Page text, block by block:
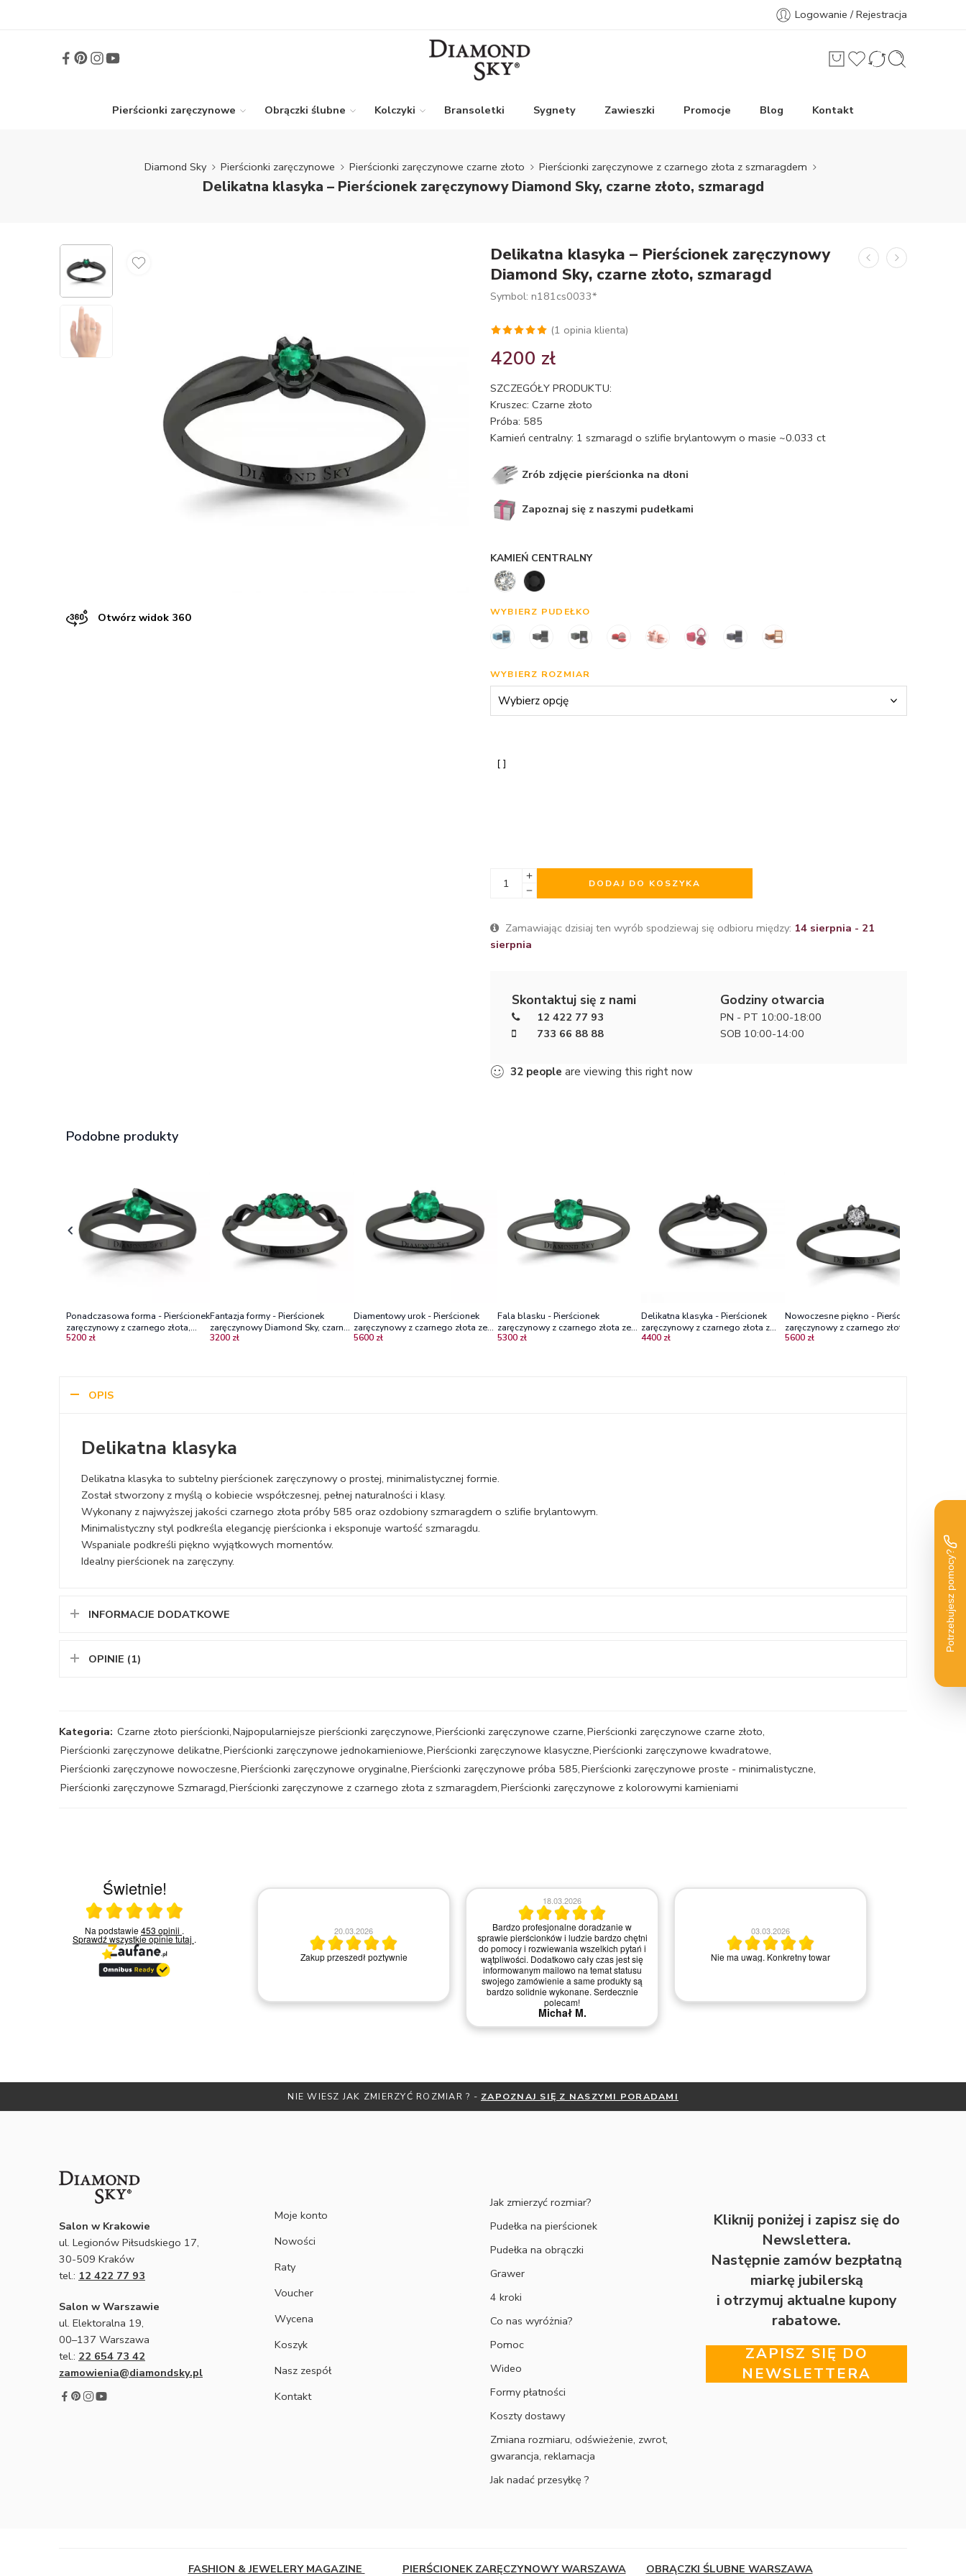
Logowanie / Rejestracja
Pierścionki zaręczynowe Obrączki ślubne Kolczyki Bransoletki Sygnety Zawieszki Promocje Blog Kontakt
Diamond Sky Pierścionki zaręczynowe Pierścionki zaręczynowe czarne złoto Pierścionki zaręczynowe z czarnego złota z szmaragdem
Delikatna klasyka – Pierścionek zaręczynowy Diamond Sky, czarne złoto, szmaragd
Otwórz widok 360
Delikatna klasyka – Pierścionek zaręczynowy
Diamond Sky, czarne złoto, szmaragd
Symbol: n181cs0033*
5.00na 5
oceny
(1 opinia klienta)
4200 zł
SZCZEGÓŁY PRODUKTU:
Kruszec: Czarne złoto
Próba: 585
Kamień centralny: 1 szmaragd o szlifie brylantowym o masie ~0.033 ct
Zrób zdjęcie pierścionka na dłoni
Zapoznaj się z naszymi pudełkami
KAMIEŃ CENTRALNY
WYBIERZ PUDEŁKO
WYBIERZ ROZMIAR
DODAJ DO KOSZYKA
Zamawiając dzisiaj ten wyrób spodziewaj się odbioru między: 14 sierpnia - 21
sierpnia
Skontaktuj się z nami
12 422 77 93
733 66 88 88
Godziny otwarcia
PN - PT 10:00-18:00
SOB 10:00-14:00
32 people are viewing this right now
Podobne produkty
Ponadczasowa forma - Pierścionek
zaręczynowy z czarnego złota,
Diamond Sky, szmaragd
5200 zł
Fantazja formy - Pierścionek
zaręczynowy Diamond Sky, czarne
złoto, szmaragdy
3200 zł
Diamentowy urok - Pierścionek
zaręczynowy z czarnego złota ze
szmaragdem
5600 zł
Fala blasku - Pierścionek
zaręczynowy z czarnego złota ze
szmaragdem
5300 zł
Delikatna klasyka - Pierścionek
zaręczynowy z czarnego złota z
czarnym brylantem
4400 zł
Nowoczesne piękno - Pierścionek
zaręczynowy z czarnego złota z
diamentem
5600 zł
OPIS
Delikatna klasyka
Delikatna klasyka to subtelny pierścionek zaręczynowy o prostej, minimalistycznej formie.
Został stworzony z myślą o kobiecie współczesnej, pełnej naturalności i klasy.
Wykonany z najwyższej jakości czarnego złota próby 585 oraz ozdobiony szmaragdem o szlifie brylantowym.
Minimalistyczny styl podkreśla elegancję pierścionka i eksponuje wartość szmaragdu.
Wspaniale podkreśli piękno wyjątkowych momentów.
Idealny pierścionek na zaręczyny.
INFORMACJE DODATKOWE
OPINIE (1)
Kategoria: Czarne złoto pierścionki,Najpopularniejsze pierścionki zaręczynowe,Pierścionki zaręczynowe czarne,Pierścionki zaręczynowe czarne złoto,
Pierścionki zaręczynowe delikatne,Pierścionki zaręczynowe jednokamieniowe,Pierścionki zaręczynowe klasyczne,Pierścionki zaręczynowe kwadratowe,
Pierścionki zaręczynowe nowoczesne,Pierścionki zaręczynowe oryginalne,Pierścionki zaręczynowe próba 585,Pierścionki zaręczynowe proste - minimalistyczne,
Pierścionki zaręczynowe Szmaragd,Pierścionki zaręczynowe z czarnego złota z szmaragdem,Pierścionki zaręczynowe z kolorowymi kamieniami
Świetnie!
Ocena średnia 5 na 5
Na podstawie453 opinii .
Sprawdź wszystkie opinietutaj .
obsługa.
Zakup przeszedł poztywnie
Bardzo profesjonalne doradzanie w
sprawie pierścionków i ludzie bardzo chętni
do pomocy i rozwiewania wszelkich pytań i
wątpliwości. Dodatkowo cały czas jest się
informowanym mailowo na temat statusu
swojego zamówienie a same produkty są
bardzo solidnie wykonane. Serdecznie
polecam!
03.03.2026
Nie ma uwag. Konkretny towar
Wszystko ok, bardzo pomocna obsługa w
kontakcie telefonicznym.
NIE WIESZ JAK ZMIERZYĆ ROZMIAR ? - ZAPOZNAJ SIĘ Z NASZYMI PORADAMI
Salon w Krakowie
ul. Legionów Piłsudskiego 17,
30-509 Kraków
tel.: 12 422 77 93
Salon w Warszawie
ul. Elektoralna 19,
00–137 Warszawa
tel.: 22 654 73 42
zamowienia@diamondsky.pl
Moje konto
Nowości
Raty
Voucher
Wycena
Koszyk
Nasz zespół
Kontakt
Jak zmierzyć rozmiar?
Pudełka na pierścionek
Pudełka na obrączki
Grawer
4 kroki
Co nas wyróżnia?
Pomoc
Wideo
Formy płatności
Koszty dostawy
Zmiana rozmiaru, odświeżenie, zwrot,
gwarancja, reklamacja
Jak nadać przesyłkę ?
Kliknij poniżej i zapisz się do
Newslettera.
Następnie zamów bezpłatną
miarkę jubilerską
i otrzymuj aktualne kupony
rabatowe.
ZAPISZ SIĘ DO
NEWSLETTERA
FASHION & JEWELERY MAGAZINE PIERŚCIONEK ZARĘCZYNOWY WARSZAWA OBRĄCZKI ŚLUBNE WARSZAWA